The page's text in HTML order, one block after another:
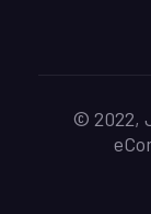
© 2022,